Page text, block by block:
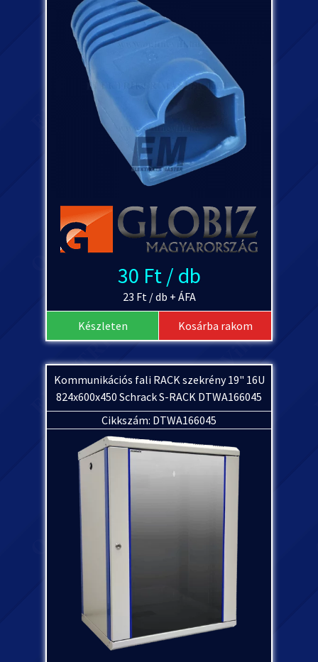
30 Ft / db
23 Ft / db + ÁFA
Készleten Kosárba rakom
Kommunikációs fali RACK szekrény 19" 16U
824x600x450 Schrack S-RACK DTWA166045
Cikkszám: DTWA166045